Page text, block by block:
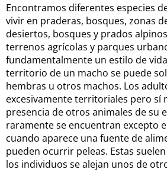
Encontramos diferentes especies
vivir en praderas, bosques, zonas
desiertos, bosques y prados
terrenos agrícolas y parques
fundamentalmente un estilo de
territorio de un macho se puede
hembras u otros machos. Los
excesivamente territoriales pero sí
presencia de otros animales de su
raramente se encuentran excepto
cuando aparece una fuente de
pueden ocurrir peleas. Estas
los individuos se alejan unos de